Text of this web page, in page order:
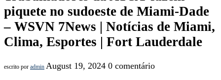
piquete no sudoeste de Miami-Dade
– WSVN 7News | Notícias de Miami,
Clima, Esportes | Fort Lauderdale
escrito por admin August 19, 2024 0 comentário